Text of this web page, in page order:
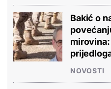
Bakić o
NOVOSTI